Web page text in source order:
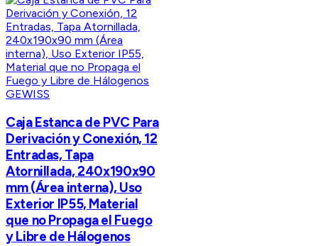
GEWISS
Caja Estanca de PVC Para
Derivación y Conexión, 12
Entradas, Tapa
Atornillada, 240x190x90
mm (Área interna), Uso
Exterior IP55, Material
que no Propaga el Fuego
y Libre de Hálogenos